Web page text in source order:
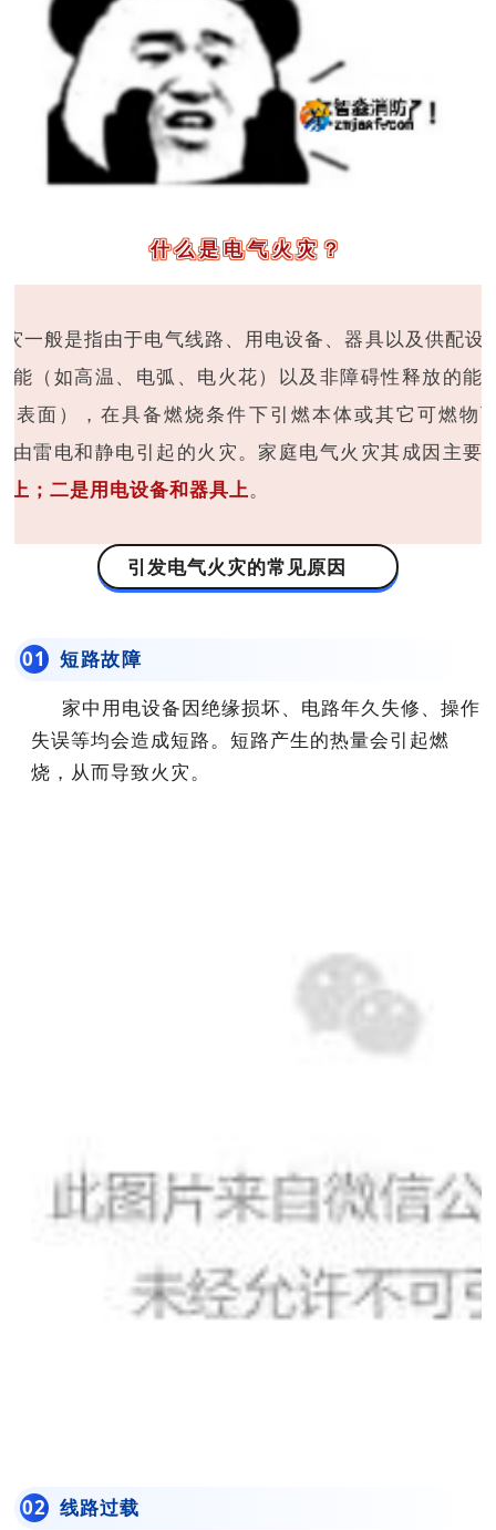
什么是电气火灾？
一般是指由于电气线路、用电设备、器具以及供配设
能（如高温、电弧、电火花）以及非障碍性释放的能
表面），在具备燃烧条件下引燃本体或其它可燃物
由雷电和静电引起的火灾。家庭电气火灾其成因主要
上；二是用电设备和器具上。
引发电气火灾的常见原因
01 短路故障
家中用电设备因绝缘损坏、电路年久失修、操作
失误等均会造成短路。短路产生的热量会引起燃
烧，从而导致火灾。
02 线路过载